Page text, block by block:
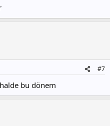
#7
bu dönem